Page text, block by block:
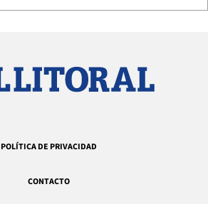
POLÍTICA DE PRIVACIDAD
CONTACTO